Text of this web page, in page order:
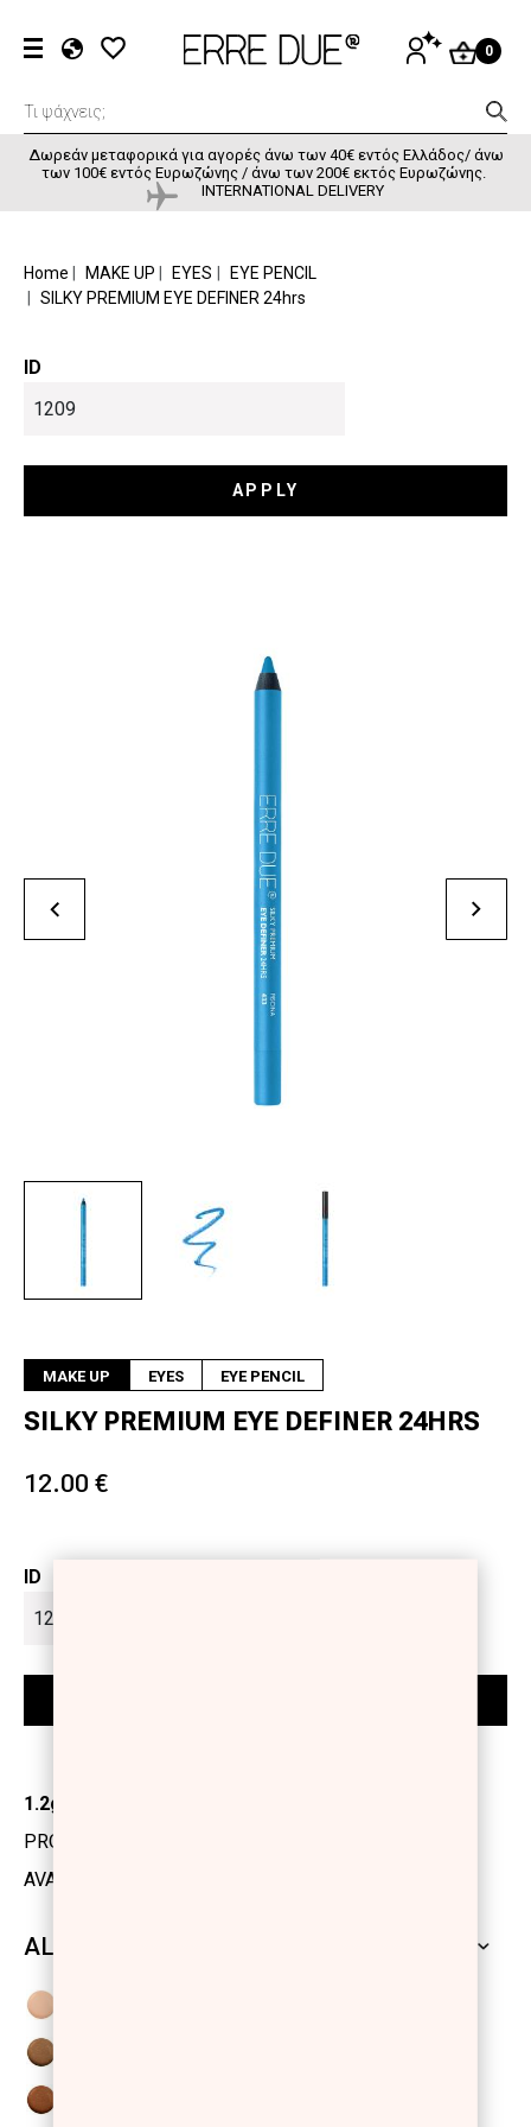
EN
FR
User
ΕΊΣΟΔΟΣ0
Δωρεάν μεταφορικά για αγορές άνω των 40€ εντός Ελλάδος/ άνω
των 100€ εντός Ευρωζώνης / άνω των 200€ εκτός Ευρωζώνης.
INTERNATIONAL DELIVERY
BREADCRUMB
Home MAKE UP EYES
EYE PENCIL
SILKY PREMIUM EYE DEFINER 24hrs
ID
MAKE UP EYES EYE PENCIL
SILKY PREMIUM EYE DEFINER 24HRS
12.00 €
ID
1.2gr
PRODUCT CODE: 1131433
AVAILABILITY: IN STOCK
ALL SHADES